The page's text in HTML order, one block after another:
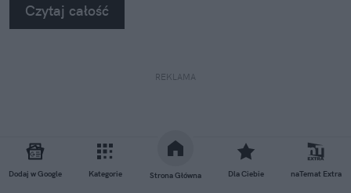
Dodaj w Google Kategorie Strona Główna Dla Ciebie naTemat Extra
Czytaj całość
REKLAMA